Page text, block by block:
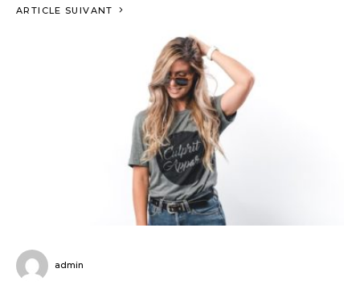
ARTICLE SUIVANT
admin